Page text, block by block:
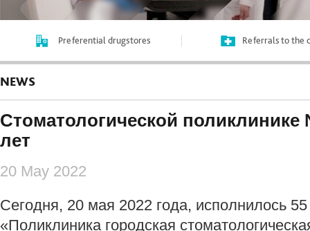
Preferential drugstores Referrals to the
NEWS
Cтоматологической
лет
20 May 2022
Сегодня, 20 мая 2022 года, исполнилось
«Поликлиника городская